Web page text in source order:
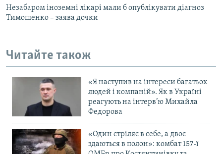
Незабаром іноземні лікарі мали б опублікувати діагноз
Тимошенко – заява дочки
Читайте також
«Я наступив на інтереси багатьох
людей і компаній». Як в Україні
реагують на інтерв’ю Михайла
Федорова
«Один стріляє в себе, а двоє
здаються в полон»: комбат 157-ї